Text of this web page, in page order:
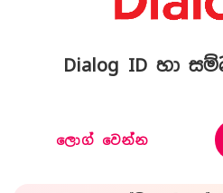
Dialog ID හා
ලොග් වෙන්න